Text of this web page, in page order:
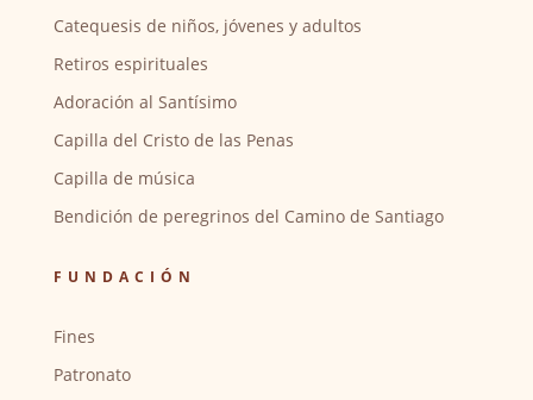
Catequesis de niños, jóvenes y adultos
Retiros espirituales
Adoración al Santísimo
Capilla del Cristo de las Penas
Capilla de música
Bendición de peregrinos del Camino de Santiago
FUNDACIÓN
Fines
Patronato